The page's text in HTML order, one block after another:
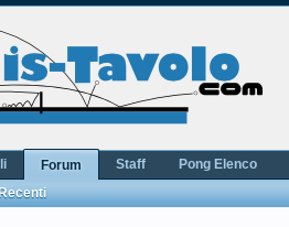
Forum
Staff Pong Elenco